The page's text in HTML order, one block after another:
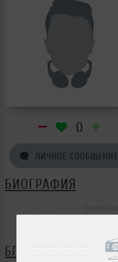
0
ЛИЧНОЕ СООБЩЕНИЕ
БИОГРАФИЯ
БЛОГ